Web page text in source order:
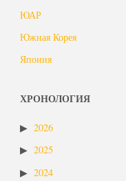
ЮАР
Южная Корея
Япония
ХРОНОЛОГИЯ
2026
2025
2024